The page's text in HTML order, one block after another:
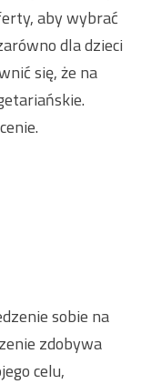
aby wybrać
dla dzieci
się, że na
sobie na
zdobywa
celu,